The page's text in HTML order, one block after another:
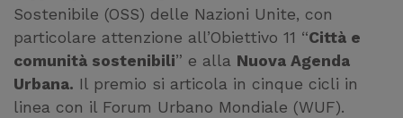
Sostenibile (OSS) delle Nazioni Unite, con
particolare attenzione all’Obiettivo 11 “Città e
comunità sostenibili” e alla Nuova Agenda
Urbana. Il premio si articola in cinque cicli in
linea con il Forum Urbano Mondiale (WUF).